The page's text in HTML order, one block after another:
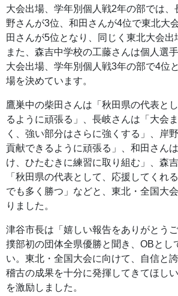
大会出場、学年別個人戦2年の部では、
野さんが3位、和田さんが4位で東北大
田さんが5位となり、同じく東北大会出
また、森吉中学校の工藤さんは個人選
大会出場、学年別個人戦3年の部で4位
場を決めています。
鷹巣中の柴田さんは「秋田県の代表と
るように頑張る」、長岐さんは「大会
く、強い部分はさらに強くする」、岸
貢献できるように頑張る」、和田さん
け、ひたむきに練習に取り組む」、森
「秋田県の代表として、応援してくれ
でも多く勝つ」などと、東北・全国大
りました。
津谷市長は「嬉しい報告をありがとう
撲部初の団体全県優勝と聞き、OBとし
い。東北・全国大会に向けて、自信と
稽古の成果を十分に発揮してきてほし
を激励しました。